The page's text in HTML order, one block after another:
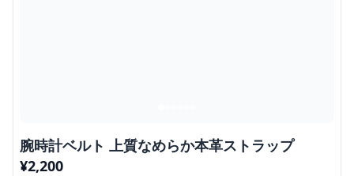
腕時計ベルト 上質なめらか本革ストラップ
¥2,200